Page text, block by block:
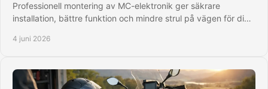
Professionell montering av MC-elektronik ger säkrare
installation, bättre funktion och mindre strul på vägen för dig
4 juni 2026